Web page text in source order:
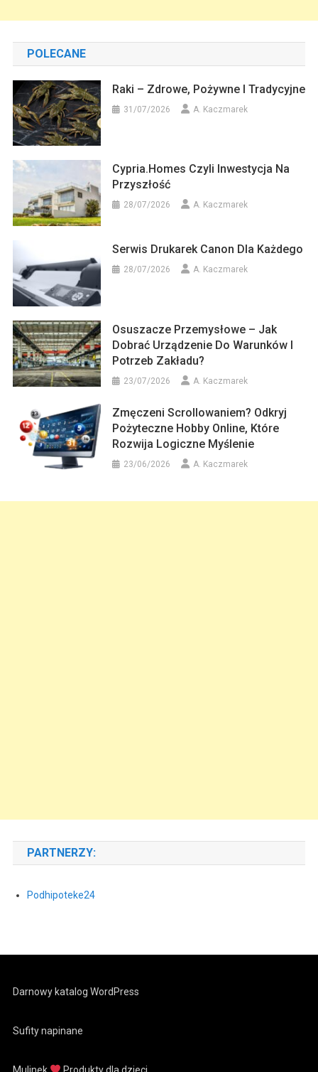
POLECANE
Raki – Zdrowe, Pożywne I Tradycyjne
31/07/2026 A. Kaczmarek
Cypria.homes Czyli Inwestycja Na
Przyszłość
28/07/2026 A. Kaczmarek
Serwis Drukarek Canon Dla Każdego
28/07/2026 A. Kaczmarek
Osuszacze Przemysłowe – Jak
Dobrać Urządzenie Do Warunków I
Potrzeb Zakładu?
23/07/2026 A. Kaczmarek
Zmęczeni Scrollowaniem? Odkryj
Pożyteczne Hobby Online, Które
Rozwija Logiczne Myślenie
23/06/2026 A. Kaczmarek
PARTNERZY:
Podhipoteke24
Darnowy katalog WordPress
Sufity napinane